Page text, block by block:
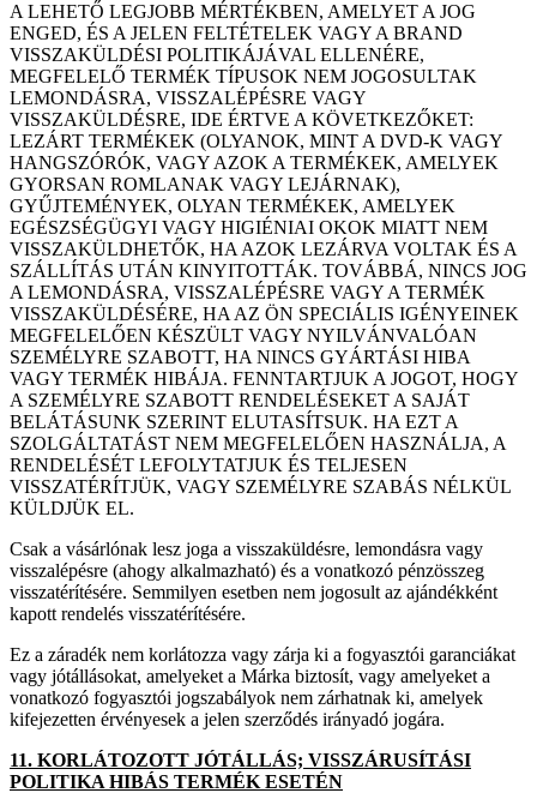
A LEHETŐ LEGJOBB MÉRTÉKBEN, AMELYET A JOG
ENGED, ÉS A JELEN FELTÉTELEK VAGY A BRAND
VISSZAKÜLDÉSI POLITIKÁJÁVAL ELLENÉRE,
MEGFELELŐ TERMÉK TÍPUSOK NEM JOGOSULTAK
LEMONDÁSRA, VISSZALÉPÉSRE VAGY
VISSZAKÜLDÉSRE, IDE ÉRTVE A KÖVETKEZŐKET:
LEZÁRT TERMÉKEK (OLYANOK, MINT A DVD-K VAGY
HANGSZÓRÓK, VAGY AZOK A TERMÉKEK, AMELYEK
GYORSAN ROMLANAK VAGY LEJÁRNAK),
GYŰJTEMÉNYEK, OLYAN TERMÉKEK, AMELYEK
EGÉSZSÉGÜGYI VAGY HIGIÉNIAI OKOK MIATT NEM
VISSZAKÜLDHETŐK, HA AZOK LEZÁRVA VOLTAK ÉS A
SZÁLLÍTÁS UTÁN KINYITOTTÁK. TOVÁBBÁ, NINCS JOG
A LEMONDÁSRA, VISSZALÉPÉSRE VAGY A TERMÉK
VISSZAKÜLDÉSÉRE, HA AZ ÖN SPECIÁLIS IGÉNYEINEK
MEGFELELŐEN KÉSZÜLT VAGY NYILVÁNVALÓAN
SZEMÉLYRE SZABOTT, HA NINCS GYÁRTÁSI HIBA
VAGY TERMÉK HIBÁJA. FENNTARTJUK A JOGOT, HOGY
A SZEMÉLYRE SZABOTT RENDELÉSEKET A SAJÁT
BELÁTÁSUNK SZERINT ELUTASÍTSUK. HA EZT A
SZOLGÁLTATÁST NEM MEGFELELŐEN HASZNÁLJA, A
RENDELÉSÉT LEFOLYTATJUK ÉS TELJESEN
VISSZATÉRÍTJÜK, VAGY SZEMÉLYRE SZABÁS NÉLKÜL
KÜLDJÜK EL.
Csak a vásárlónak lesz joga a visszaküldésre, lemondásra vagy
visszalépésre (ahogy alkalmazható) és a vonatkozó pénzösszeg
visszatérítésére. Semmilyen esetben nem jogosult az ajándékként
kapott rendelés visszatérítésére.
Ez a záradék nem korlátozza vagy zárja ki a fogyasztói garanciákat
vagy jótállásokat, amelyeket a Márka biztosít, vagy amelyeket a
vonatkozó fogyasztói jogszabályok nem zárhatnak ki, amelyek
kifejezetten érvényesek a jelen szerződés irányadó jogára.
11. KORLÁTOZOTT JÓTÁLLÁS; VISSZÁRUSÍTÁSI
POLITIKA HIBÁS TERMÉK ESETÉN